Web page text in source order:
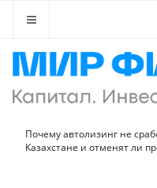
Почему автолизинг не
Казахстане и отменят ли